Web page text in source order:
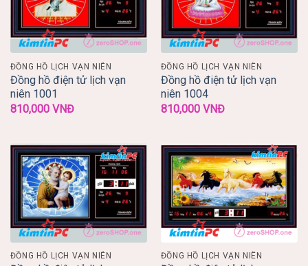
ĐỒNG HỒ LỊCH VẠN NIÊN
Đồng hồ điện tử lịch vạn
niên 1001
810,000 VNĐ
ĐỒNG HỒ LỊCH VẠN NIÊN
Đồng hồ điện tử lịch vạn
niên 1004
810,000 VNĐ
ĐỒNG HỒ LỊCH VẠN NIÊN ĐỒNG HỒ LỊCH VẠN NIÊN